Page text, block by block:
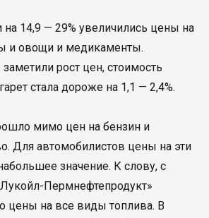
на 14,9 — 29% увеличились цены на
и овощи и медикаменты.
рост цен, стоимость
стала дороже на 1,1 — 2,4%.
мимо цен на бензин и
Для автомобилистов цены на эти
значение. К слову, с
Пермнефтепродукт»
на все виды топлива. В